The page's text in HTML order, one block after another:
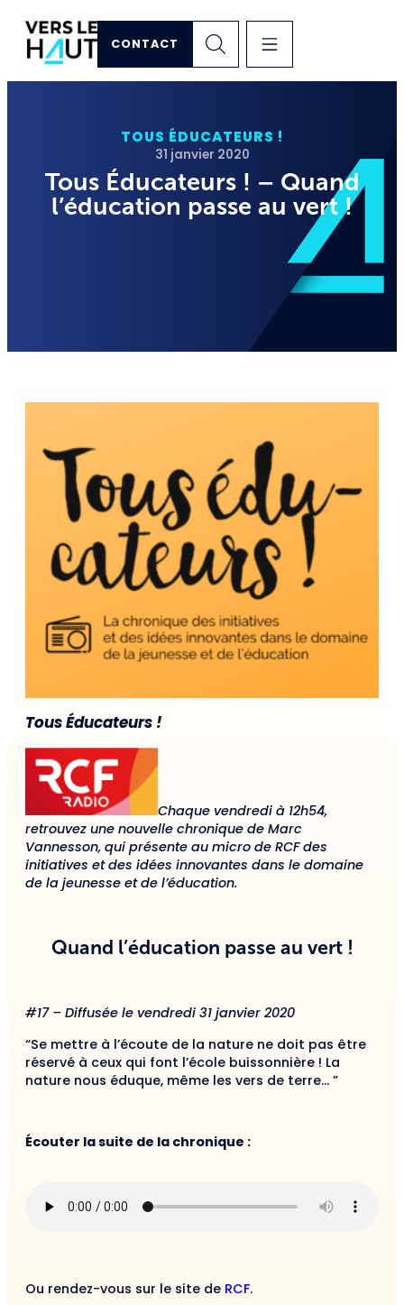
CONTACT
TOUS ÉDUCATEURS !
31 janvier 2020
Tous Éducateurs ! – Quand
l’éducation passe au vert !
Tous Éducateurs !
Chaque vendredi à 12h54,
retrouvez une nouvelle chronique de Marc
Vannesson, qui présente au micro de RCF des
initiatives et des idées innovantes dans le domaine
de la jeunesse et de l’éducation.
Quand l’éducation passe au vert !
#17 – Diffusée le vendredi 31 janvier 2020
“Se mettre à l’écoute de la nature ne doit pas être
réservé à ceux qui font l’école buissonnière ! La
nature nous éduque, même les vers de terre… ”
Écouter la suite de la chronique :
Ou rendez-vous sur le site de RCF.